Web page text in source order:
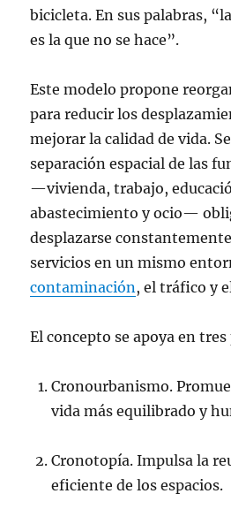
bicicleta. En sus palabras,
es la que no se hace”.
Este modelo propone
para reducir los
mejorar la calidad de vida.
separación espacial de las
—vivienda, trabajo,
abastecimiento y ocio—
desplazarse
servicios en un mismo
contaminación , el tráfico y
El concepto se apoya en
Cronourbanismo.
vida más equilibrado y
Cronotopía. Impulsa la
eficiente de los espacios.